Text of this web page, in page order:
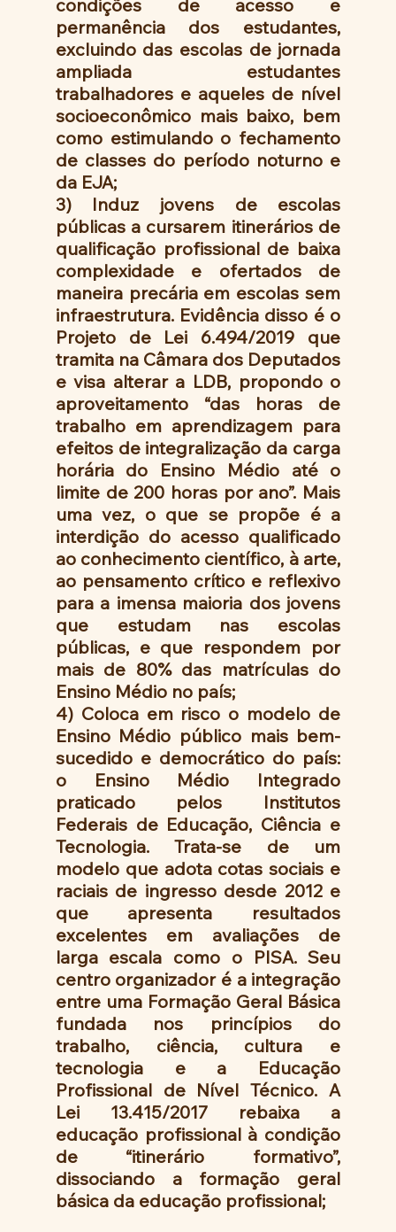
condições de acesso e
permanência dos estudantes,
excluindo das escolas de jornada
ampliada estudantes
trabalhadores e aqueles de nível
socioeconômico mais baixo, bem
como estimulando o fechamento
de classes do período noturno e
da EJA;
3) Induz jovens de escolas
públicas a cursarem itinerários de
qualificação profissional de baixa
complexidade e ofertados de
maneira precária em escolas sem
infraestrutura. Evidência disso é o
Projeto de Lei 6.494/2019 que
tramita na Câmara dos Deputados
e visa alterar a LDB, propondo o
aproveitamento “das horas de
trabalho em aprendizagem para
efeitos de integralização da carga
horária do Ensino Médio até o
limite de 200 horas por ano”. Mais
uma vez, o que se propõe é a
interdição do acesso qualificado
ao conhecimento científico, à arte,
ao pensamento crítico e reflexivo
para a imensa maioria dos jovens
que estudam nas escolas
públicas, e que respondem por
mais de 80% das matrículas do
Ensino Médio no país;
4) Coloca em risco o modelo de
Ensino Médio público mais bem-
sucedido e democrático do país:
o Ensino Médio Integrado
praticado pelos Institutos
Federais de Educação, Ciência e
Tecnologia. Trata-se de um
modelo que adota cotas sociais e
raciais de ingresso desde 2012 e
que apresenta resultados
excelentes em avaliações de
larga escala como o PISA. Seu
centro organizador é a integração
entre uma Formação Geral Básica
fundada nos princípios do
trabalho, ciência, cultura e
tecnologia e a Educação
Profissional de Nível Técnico. A
Lei 13.415/2017 rebaixa a
educação profissional à condição
de “itinerário formativo”,
dissociando a formação geral
básica da educação profissional;